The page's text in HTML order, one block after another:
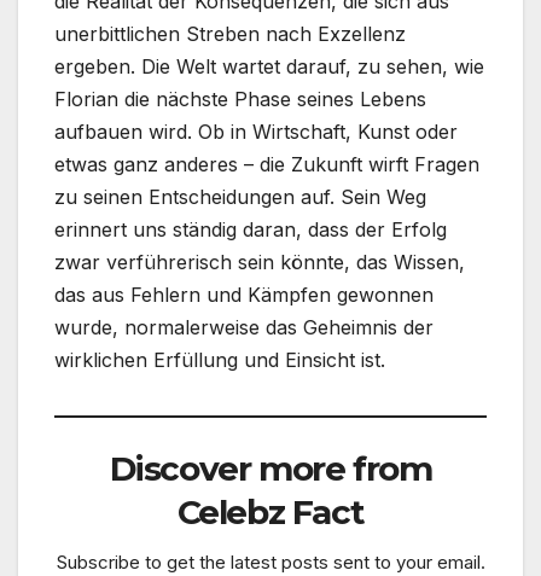
unerbittlichen Streben nach Exzellenz
ergeben. Die Welt wartet darauf, zu sehen, wie
Florian die nächste Phase seines Lebens
aufbauen wird. Ob in Wirtschaft, Kunst oder
etwas ganz anderes – die Zukunft wirft Fragen
zu seinen Entscheidungen auf. Sein Weg
erinnert uns ständig daran, dass der Erfolg
zwar verführerisch sein könnte, das Wissen,
das aus Fehlern und Kämpfen gewonnen
wurde, normalerweise das Geheimnis der
wirklichen Erfüllung und Einsicht ist.
Discover more from
Celebz Fact
Subscribe to get the latest posts sent to your email.